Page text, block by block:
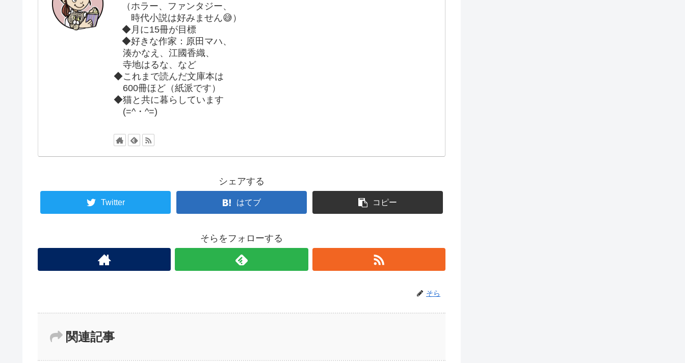
（ホラー、ファンタジー、
時代小説は好みません😅）
◆月に15冊が目標
◆好きな作家：原田マハ、
湊かなえ、江國香織、
寺地はるな、など
◆これまで読んだ文庫本は
600冊ほど（紙派です）
◆猫と共に暮らしています
(=^・^=)
シェアする
Twitter はてブ コピー
そらをフォローする
そら
関連記事